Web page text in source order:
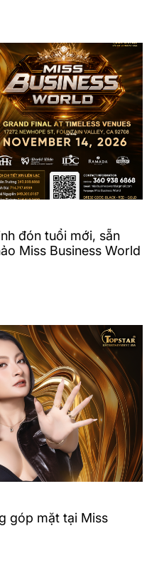
đón tuổi mới, sẵn
Miss Business World
góp mặt tại Miss